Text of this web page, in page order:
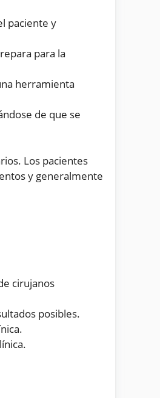
paciente y
para la
herramienta
de que se
Los pacientes
y generalmente
cirujanos
posibles.